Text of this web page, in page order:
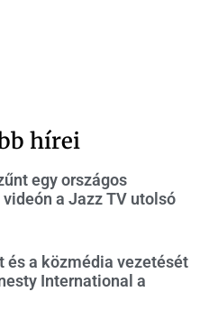
hírei
egy országos
a Jazz TV utolsó
és a közmédia vezetését
International a